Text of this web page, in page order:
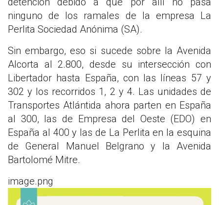
ninguno de los ramales de la empresa La
Perlita Sociedad Anónima (SA).
Sin embargo, eso si sucede sobre la Avenida
Alcorta al 2.800, desde su intersección con
Libertador hasta España, con las líneas 57 y
302 y los recorridos 1, 2 y 4. Las unidades de
Transportes Atlántida ahora parten en España
al 300, las de Empresa del Oeste (EDO) en
España al 400 y las de La Perlita en la esquina
de General Manuel Belgrano y la Avenida
Bartolomé Mitre.
image.png